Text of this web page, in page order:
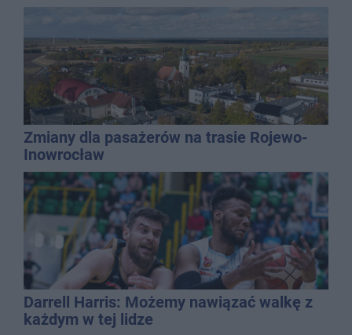
Zmiany dla pasażerów na trasie Rojewo-
Inowrocław
Darrell Harris: Możemy nawiązać walkę z
każdym w tej lidze